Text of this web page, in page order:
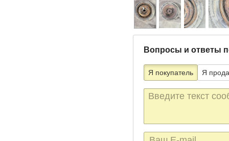
Вопросы и ответы
Я покупатель Я
Текст
сообщения
E-